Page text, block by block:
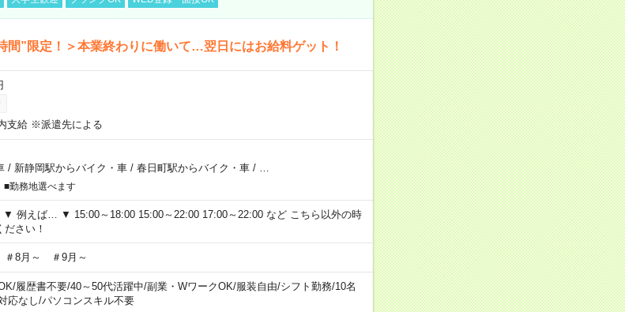
間”限定！＞本業終わりに働いて…翌日にはお給料ゲット！
支給 ※派遣先による
/ 新静岡駅からバイク・車/ 春日町駅からバイク・車/
勤務地選べます
▼ 例えば… ▼ 15:00～18:00 15:00～22:00 17:00～22:00 など こちら以外の時
さい！
＃8月～ ＃9月～
/履歴書不要/40～50代活躍中/副業・WワークOK/服装自由/シフト勤務/10名
応なし/パソコンスキル不要